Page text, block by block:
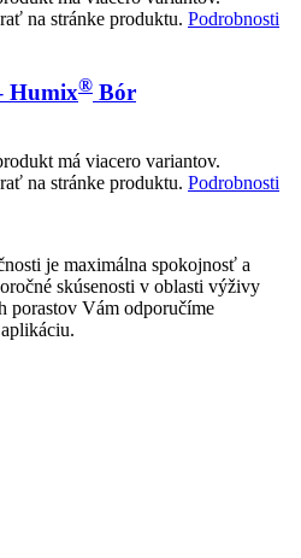
na stránke produktu. Podrobnosti
Humix® Bór
má viacero variantov.
na stránke produktu. Podrobnosti
je maximálna spokojnosť a
skúsenosti v oblasti výživy
porastov Vám odporučíme